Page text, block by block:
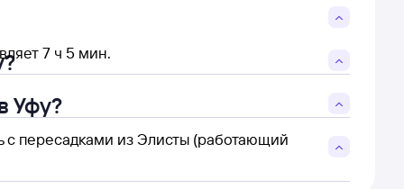
7 ч 5 мин.
Уфу?
пересадками из Элисты (работающий